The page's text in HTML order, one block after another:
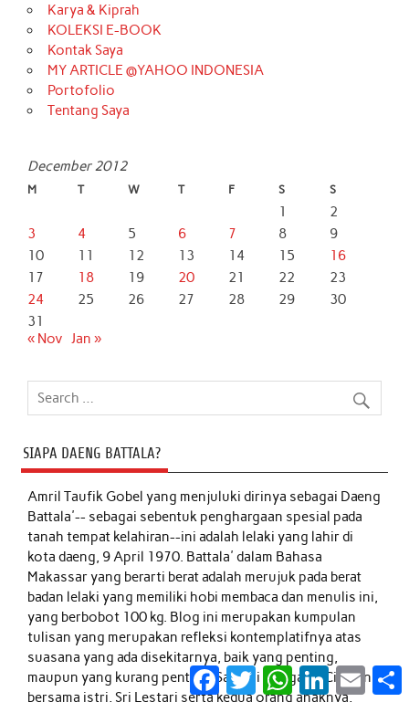
Karya & Kiprah
KOLEKSI E-BOOK
Kontak Saya
MY ARTICLE @YAHOO INDONESIA
Portofolio
Tentang Saya
December 2012
M T W T F S S
1
2
3
4 5 6 7 8
9
10
11 12 13 14 15
16
17
18 19 20 21 22
23
24
25 26 27 28 29
30
31
« Nov
Jan »
SIAPA DAENG BATTALA?
Amril Taufik Gobelyang menjuluki dirinya sebagai Daeng
Battala'-- sebagai sebentuk penghargaan spesial pada
tanah tempat kelahiran--ini adalah lelaki yang lahir di
kota daeng, 9 April 1970. Battala' dalam Bahasa
Makassar yang berarti berat adalah merujuk pada berat
badan lelaki yang memiliki hobi membaca dan menulis ini,
yang berbobot 100 kg. Blog ini merupakan kumpulan
tulisan yang merupakan refleksi kontemplatifnya atas
suasana yang ada disekitarnya, baik yang penting,
maupun yang kurang penting. Saat ini tinggal di Cikarang
bersama istri, Sri Lestari serta kedua orang anaknya,
FacebookTwitterWhatsApp
LinkedInEmail